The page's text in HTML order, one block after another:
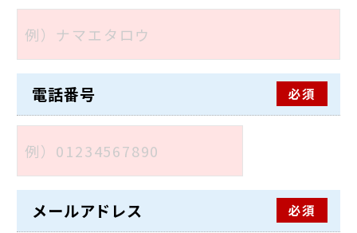
電話番号 必須
メールアドレス 必須